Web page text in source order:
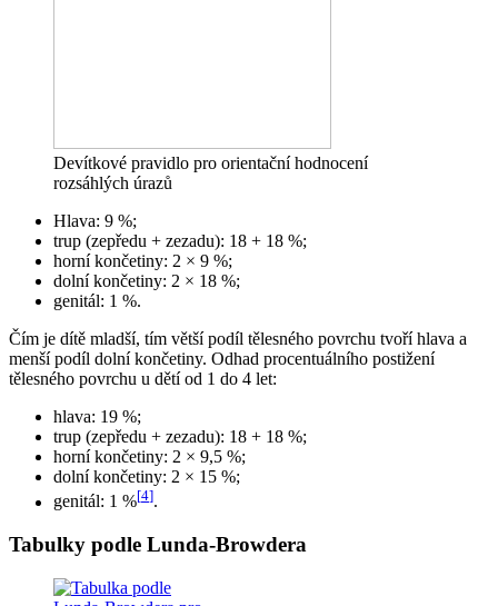
Devítkové pravidlo pro orientační hodnocení
rozsáhlých úrazů
Hlava: 9 %;
trup (zepředu + zezadu): 18 + 18 %;
horní končetiny: 2 × 9 %;
dolní končetiny: 2 × 18 %;
genitál: 1 %.
Čím je dítě mladší, tím větší podíl tělesného povrchu tvoří hlava a
menší podíl dolní končetiny. Odhad procentuálního postižení
tělesného povrchu u dětí od 1 do 4 let:
hlava: 19 %;
trup (zepředu + zezadu): 18 + 18 %;
horní končetiny: 2 × 9,5 %;
dolní končetiny: 2 × 15 %;
genitál: 1 %[4].
Tabulky podle Lunda-Browdera